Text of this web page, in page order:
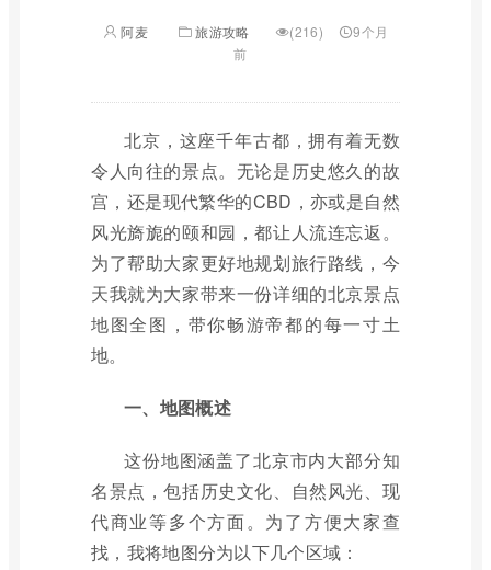
阿麦 旅游攻略 (216)
9个月
前
北京，这座千年古都，拥有着无数
令人向往的景点。无论是历史悠久的故
宫，还是现代繁华的CBD，亦或是自然
风光旖旎的颐和园，都让人流连忘返。
为了帮助大家更好地规划旅行路线，今
天我就为大家带来一份详细的北京景点
地图全图，带你畅游帝都的每一寸土
地。
一、地图概述
这份地图涵盖了北京市内大部分知
名景点，包括历史文化、自然风光、现
代商业等多个方面。为了方便大家查
找，我将地图分为以下几个区域：